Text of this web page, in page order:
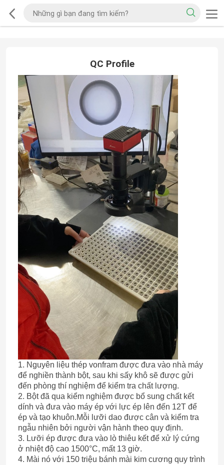
QC Profile
1. Nguyên liệu thép vonfram được đưa vào nhà máy
để nghiền thành bột, sau khi sấy khô sẽ được gửi
đến phòng thí nghiệm để kiểm tra chất lượng.
2. Bột đã qua kiểm nghiệm được bổ sung chất kết
dính và đưa vào máy ép với lực ép lên đến 12T để
ép và tạo khuôn.Mỗi lưỡi dao được cân và kiểm tra
ngẫu nhiên bởi người vận hành theo quy định.
3. Lưỡi ép được đưa vào lò thiêu kết để xử lý cứng
ở nhiệt độ cao 1500°C, mất 13 giờ.
4. Mài nó với 150 triệu bánh mài kim cương quy trình